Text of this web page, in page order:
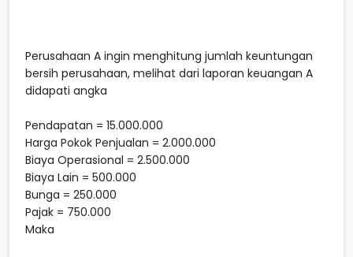
Perusahaan A ingin menghitung jumlah keuntungan
bersih perusahaan, melihat dari laporan keuangan A
didapati angka
Pendapatan = 15.000.000
Harga Pokok Penjualan = 2.000.000
Biaya Operasional = 2.500.000
Biaya Lain = 500.000
Bunga = 250.000
Pajak = 750.000
Maka